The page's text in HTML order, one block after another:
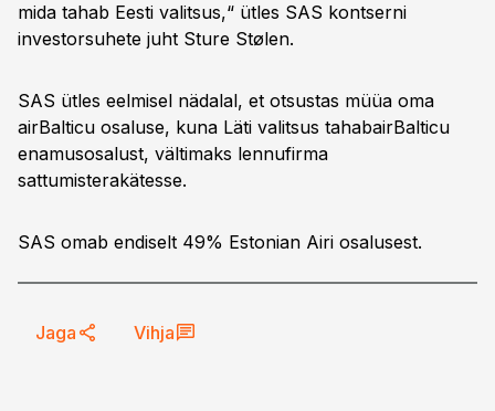
mida tahab Eesti valitsus,“ ütles SAS kontserni
investorsuhete juht Sture Stølen.
SAS ütles eelmisel nädalal, et otsustas müüa oma
airBalticu osaluse, kuna Läti valitsus tahabairBalticu
enamusosalust, vältimaks lennufirma
sattumisterakätesse.
SAS omab endiselt 49% Estonian Airi osalusest.
Jaga Vihja